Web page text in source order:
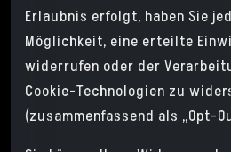
Erlaubnis erfolgt, haben Sie
Möglichkeit, eine erteilte
widerrufen oder der
Cookie-Technologien zu
(zusammenfassend als „Opt-